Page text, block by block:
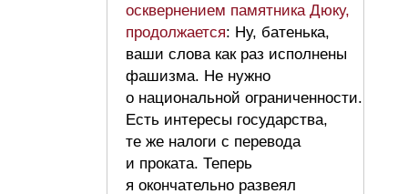
осквернением памятника Дюку,
продолжается: Ну, батенька,
ваши слова как раз исполнены
фашизма. Не нужно
о национальной ограниченности.
Есть интересы государства,
те же налоги с перевода
и проката. Теперь
я окончательно развеял